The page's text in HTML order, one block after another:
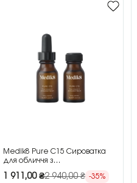
Medik8 Pure C15 Сироватка
для обличчя з
2×15 мл
1 911,00₴2 940,00₴ -35%